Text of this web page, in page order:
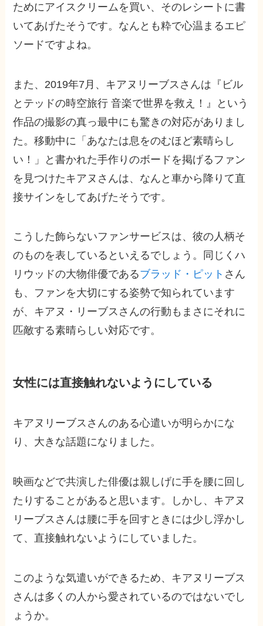
ためにアイスクリームを買い、そのレシートに書
いてあげたそうです。なんとも粋で心温まるエピ
ソードですよね。
また、2019年7月、キアヌリーブスさんは『ビル
とテッドの時空旅行 音楽で世界を救え！』という
作品の撮影の真っ最中にも驚きの対応がありまし
た。移動中に「あなたは息をのむほど素晴らし
い！」と書かれた手作りのボードを掲げるファン
を見つけたキアヌさんは、なんと車から降りて直
接サインをしてあげたそうです。
こうした飾らないファンサービスは、彼の人柄そ
のものを表しているといえるでしょう。同じくハ
リウッドの大物俳優であるブラッド・ピット さん
も、ファンを大切にする姿勢で知られています
が、キアヌ・リーブスさんの行動もまさにそれに
匹敵する素晴らしい対応です。
女性には直接触れないようにしている
キアヌリーブスさんのある心遣いが明らかにな
り、大きな話題になりました。
映画などで共演した俳優は親しげに手を腰に回し
たりすることがあると思います。しかし、キアヌ
リーブスさんは腰に手を回すときには少し浮かし
て、直接触れないようにしていました。
このような気遣いができるため、キアヌリーブス
さんは多くの人から愛されているのではないでし
ょうか。